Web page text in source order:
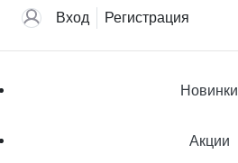
Вход Регистрация
Новинки
Акции